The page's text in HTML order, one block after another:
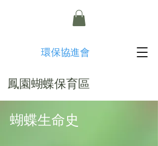
​環保協進會
鳳園蝴蝶保育區
蝴蝶生命史